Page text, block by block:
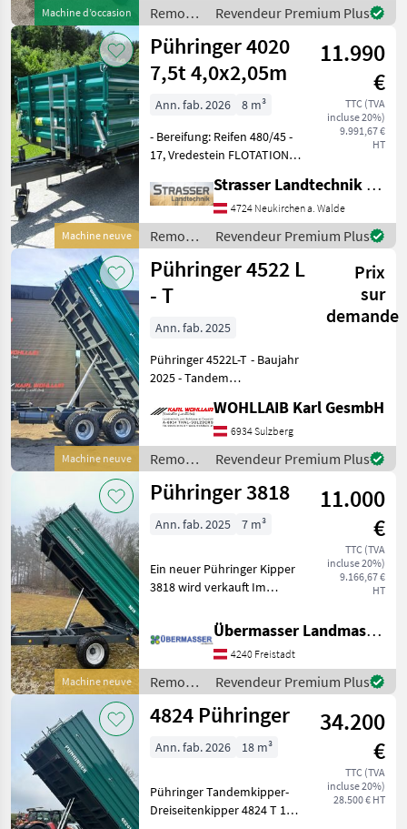
Machine d’occasion
Remorques Remor
Remorques
/
Pühringer
Revendeur Premium Plus
Machine neuve
Pühringer 4020
7,5t 4,0x2,05m
11.990
€
TTC (TVA
incluse 20%)
9.991,67 €
HT
Ann. fab. 2026
8 m³
- Bereifung: Reifen 480/45 -
17, Vredestein FLOTATION+
500mm Bordwände
abklappbar -
Zentralverriegelung hinten
- Brückengröße 4150x205
Strasser Landtechnik GmbH
4724 Neukirchen a. Walde
Remorques
/
Pühringer
Revendeur Premium Plus
Machine neuve
Pühringer 4522 L
- T
Prix
sur
demande
Ann. fab. 2025
Pühringer 4522L-T - Baujahr
2025 - Tandem
L-T - Grundbordwände
500mm -
Bordwandhebefedern -
Seitliche
Zentralverriegelung rec
WOHLLAIB Karl GesmbH
6934 Sulzberg
Remorques
/
Pühringer
Revendeur Premium Plus
Machine neuve
Pühringer 3818
11.000
€
TTC (TVA
incluse 20%)
9.166,67 €
HT
Ann. fab. 2025 7 m³
Ein neuer Pühringer Kipper
3818 wird verkauft Im
+ Grundbordwand 500 mm
+ Aufsatzwand 500 mm +
Aufsatzwände abklappbar +
Hydr
Übermasser Landmaschinenhandel
4240 Freistadt
Remorques
/
Pühringer
Revendeur Premium Plus
4824 Pühringer
34.200
€
TTC (TVA
incluse 20%)
28.500 € HT
Ann. fab. 2026 18 m³
Pühringer Tandemkipper-
Dreiseitenkipper 4824 T 16